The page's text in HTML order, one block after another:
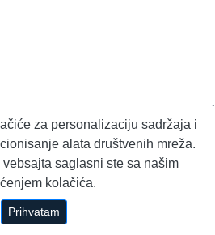
za personalizaciju sadržaja i
alata društvenih mreža.
saglasni ste sa našim
kolačića.
Prihvatam